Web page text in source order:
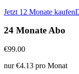
Jetzt 12 Monate kaufen
24 Monate Abo
€99.00
nur €4.13 pro Monat